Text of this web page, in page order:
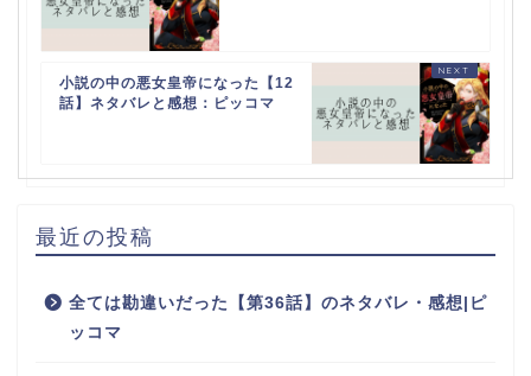
小説の中の悪女皇帝になった【12
話】ネタバレと感想：ピッコマ
最近の投稿
全ては勘違いだった【第36話】のネタバレ・感想|ピ
ッコマ